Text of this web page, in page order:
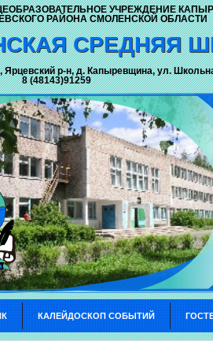
Ярцевский р-н, д. Капыревщина, ул.
8 (48143)91259
СРЕДНЯЯ
УЧРЕЖДЕНИЕ
РАЙОНА СМОЛЕНСКОЙ ОБЛАСТИ
КАЛЕЙДОСКОП СОБЫТИЙ